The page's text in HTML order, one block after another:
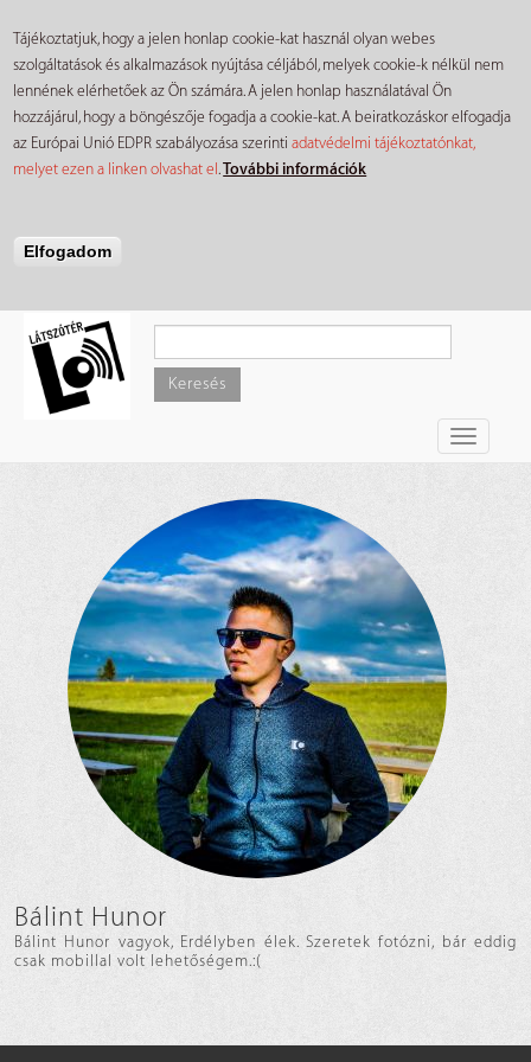
Tájékoztatjuk, hogy a jelen honlap cookie-kat használ olyan webes
szolgáltatások és alkalmazások nyújtása céljából, melyek cookie-k nélkül nem
lennének elérhetőek az Ön számára. A jelen honlap használatával Ön
hozzájárul, hogy a böngészője fogadja a cookie-kat. A beiratkozáskor elfogadja
az Európai Unió EDPR szabályozása szerintiadatvédelmi tájékoztatónkat,
melyet ezen a linken olvashat el.További információk
Elfogadom
tartalomra
Keresés
Toggle
Bálint Hunor
Bálint Hunor vagyok, Erdélyben élek. Szeretek fotózni, bár eddig
csak mobillal volt lehetőségem.:(